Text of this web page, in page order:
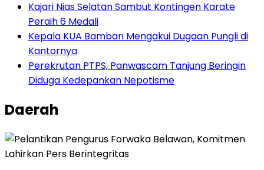
Kajari Nias Selatan Sambut Kontingen Karate
Peraih 6 Medali
Kepala KUA Bamban Mengakui Dugaan Pungli di
Kantornya
Perekrutan PTPS, Panwascam Tanjung Beringin
Diduga Kedepankan Nepotisme
Daerah